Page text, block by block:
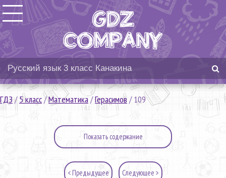
ГДЗ/5 класс/Математика/Герасимов/109
Показать содержание
< Предыдущее Следующее >